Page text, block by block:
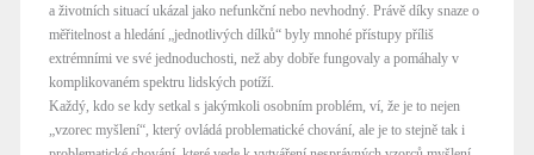
a životních situací ukázal jako nefunkční nebo nevhodný. Právě díky snaze o
měřitelnost a hledání „jednotlivých dílků“ byly mnohé přístupy příliš
extrémními ve své jednoduchosti, než aby dobře fungovaly a pomáhaly v
komplikovaném spektru lidských potíží.
Každý, kdo se kdy setkal s jakýmkoli osobním problém, ví, že je to nejen
„vzorec myšlení“, který ovládá problematické chování, ale je to stejně tak i